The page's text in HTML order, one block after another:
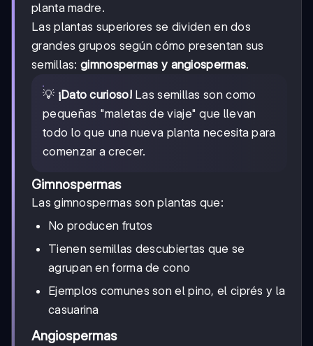
planta madre.
Las plantas superiores se dividen en dos
grandes grupos según cómo presentan sus
semillas: gimnospermas y angiospermas.
💡 ¡Dato curioso!Las semillas son como
pequeñas "maletas de viaje" que llevan
todo lo que una nueva planta necesita para
comenzar a crecer.
Gimnospermas
Las gimnospermas son plantas que:
No producen frutos
Tienen semillas descubiertas que se
agrupan en forma de cono
Ejemplos comunes son el pino, el ciprés y la
casuarina
Angiospermas